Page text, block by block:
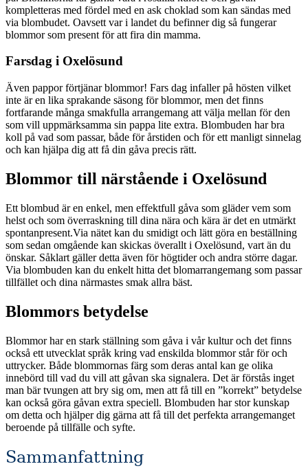
kompletteras med fördel med en ask choklad som kan sändas med
via blombudet. Oavsett var i landet du befinner dig så fungerar
blommor som present för att fira din mamma.
Farsdag i Oxelösund
Även pappor förtjänar blommor! Fars dag infaller på hösten vilket
inte är en lika sprakande säsong för blommor, men det finns
fortfarande många smakfulla arrangemang att välja mellan för den
som vill uppmärksamma sin pappa lite extra. Blombuden har bra
koll på vad som passar, både för årstiden och för ett manligt sinnelag
och kan hjälpa dig att få din gåva precis rätt.
Blommor till närstående i Oxelösund
Ett blombud är en enkel, men effektfull gåva som gläder vem som
helst och som överraskning till dina nära och kära är det en utmärkt
spontanpresent.Via nätet kan du smidigt och lätt göra en beställning
som sedan omgående kan skickas överallt i Oxelösund, vart än du
önskar. Såklart gäller detta även för högtider och andra större dagar.
Via blombuden kan du enkelt hitta det blomarrangemang som passar
tillfället och dina närmastes smak allra bäst.
Blommors betydelse
Blommor har en stark ställning som gåva i vår kultur och det finns
också ett utvecklat språk kring vad enskilda blommor står för och
uttrycker. Både blommornas färg som deras antal kan ge olika
innebörd till vad du vill att gåvan ska signalera. Det är förstås inget
man bär tvungen att bry sig om, men att få till en ”korrekt” betydelse
kan också göra gåvan extra speciell. Blombuden har stor kunskap
om detta och hjälper dig gärna att få till det perfekta arrangemanget
beroende på tillfälle och syfte.
Sammanfattning